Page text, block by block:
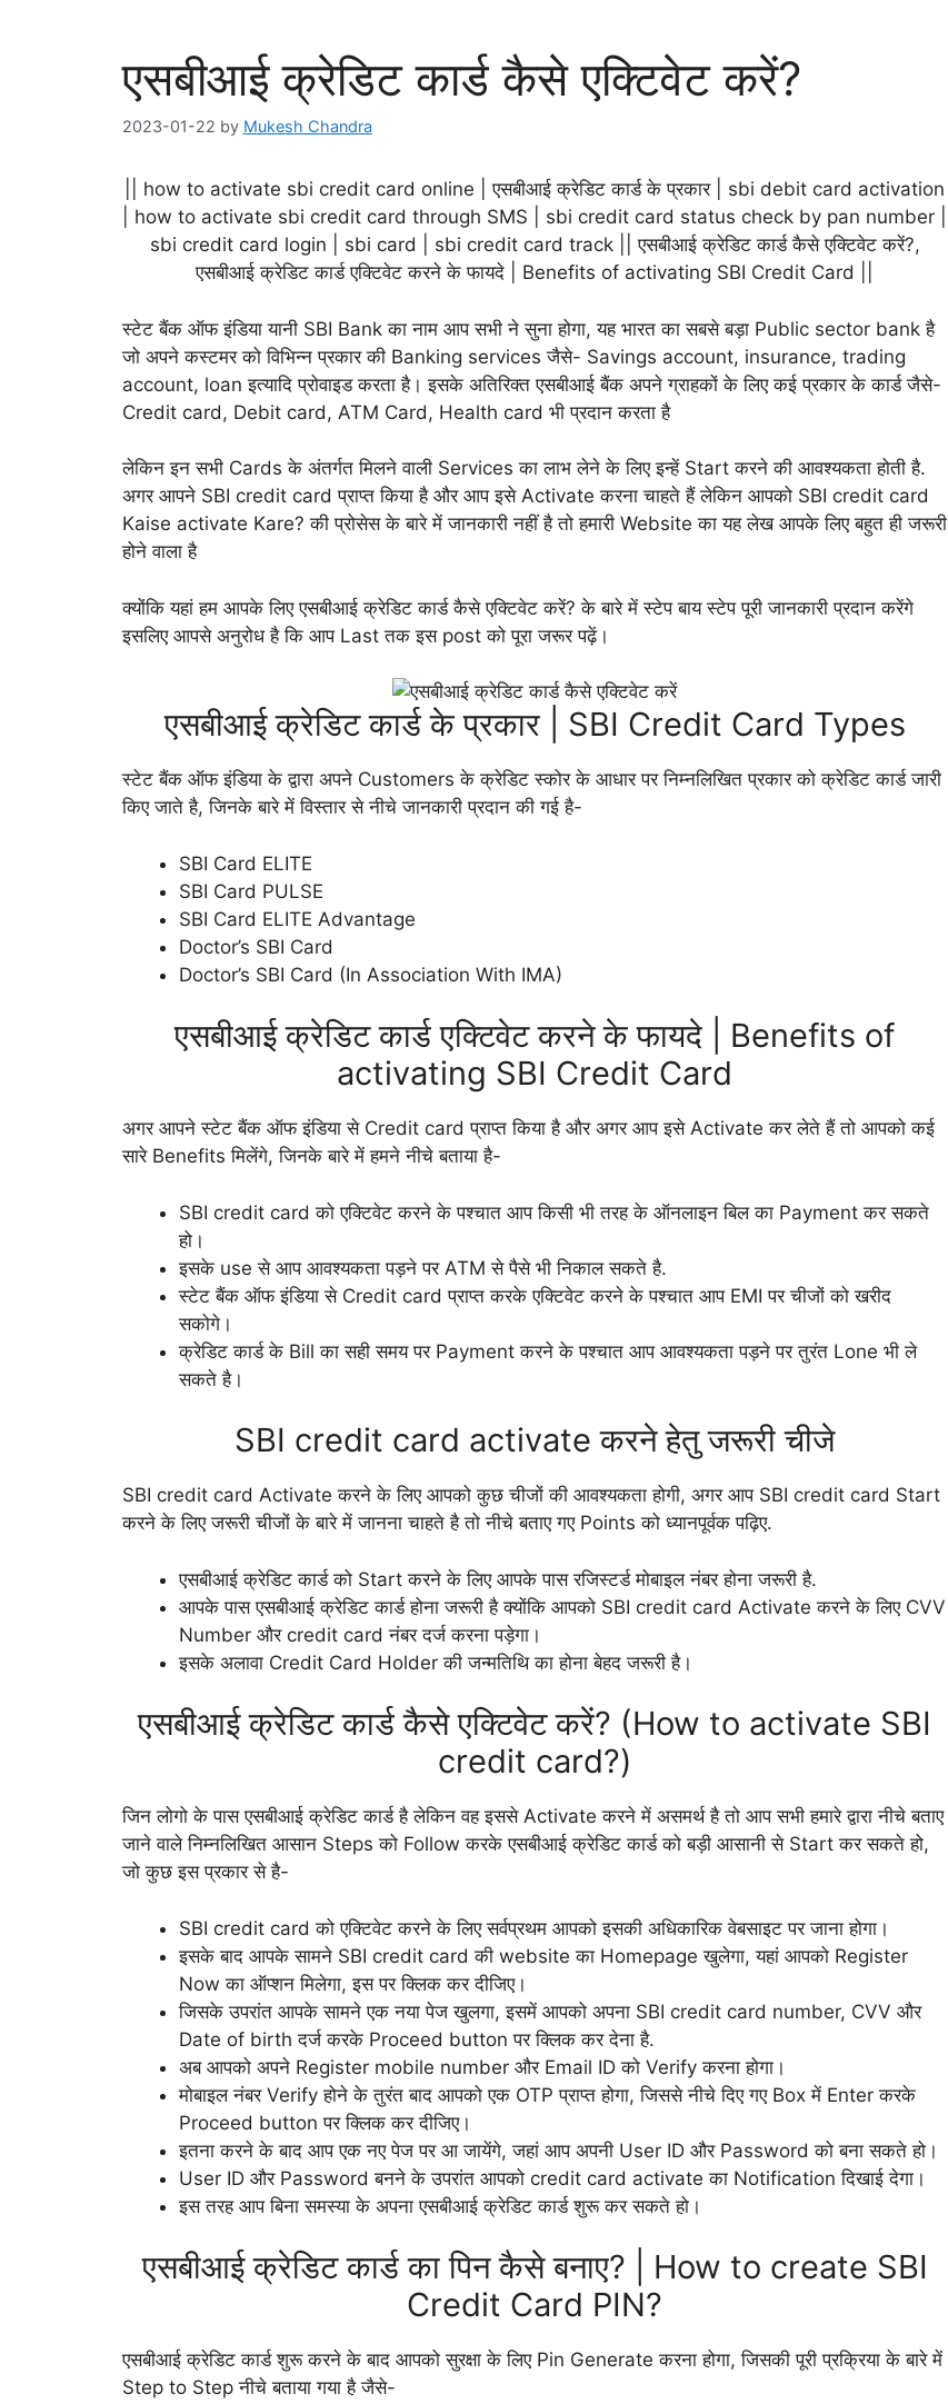
एसबीआई क्रेडिट कार्ड कैसे एक्टिवेट करें?
2023-01-22 by Mukesh Chandra
|| how to activate sbi credit card online | एसबीआई क्रेडिट कार्ड के प्रकार | sbi debit card activation
| how to activate sbi credit card through SMS | sbi credit card status check by pan number |
sbi credit card login | sbi card | sbi credit card track || एसबीआई क्रेडिट कार्ड कैसे एक्टिवेट करें?,
एसबीआई क्रेडिट कार्ड एक्टिवेट करने के फायदे | Benefits of activating SBI Credit Card ||
स्टेट बैंक ऑफ इंडिया यानी SBI Bank का नाम आप सभी ने सुना होगा, यह भारत का सबसे बड़ा Public sector bank है
जो अपने कस्टमर को विभिन्न प्रकार की Banking services जैसे- Savings account, insurance, trading
account, loan इत्यादि प्रोवाइड करता है। इसके अतिरिक्त एसबीआई बैंक अपने ग्राहकों के लिए कई प्रकार के कार्ड जैसे-
Credit card, Debit card, ATM Card, Health card भी प्रदान करता है
लेकिन इन सभी Cards के अंतर्गत मिलने वाली Services का लाभ लेने के लिए इन्हें Start करने की आवश्यकता होती है.
अगर आपने SBI credit card प्राप्त किया है और आप इसे Activate करना चाहते हैं लेकिन आपको SBI credit card
Kaise activate Kare? की प्रोसेस के बारे में जानकारी नहीं है तो हमारी Website का यह लेख आपके लिए बहुत ही जरूरी
होने वाला है
क्योंकि यहां हम आपके लिए एसबीआई क्रेडिट कार्ड कैसे एक्टिवेट करें? के बारे में स्टेप बाय स्टेप पूरी जानकारी प्रदान करेंगे
इसलिए आपसे अनुरोध है कि आप Last तक इस post को पूरा जरूर पढ़ें।
एसबीआई क्रेडिट कार्ड के प्रकार | SBI Credit Card Types
स्टेट बैंक ऑफ इंडिया के द्वारा अपने Customers के क्रेडिट स्कोर के आधार पर निम्नलिखित प्रकार को क्रेडिट कार्ड जारी
किए जाते है, जिनके बारे में विस्तार से नीचे जानकारी प्रदान की गई है-
SBI Card ELITE
SBI Card PULSE
SBI Card ELITE Advantage
Doctor’s SBI Card
Doctor’s SBI Card (In Association With IMA)
एसबीआई क्रेडिट कार्ड एक्टिवेट करने के फायदे | Benefits of
activating SBI Credit Card
अगर आपने स्टेट बैंक ऑफ इंडिया से Credit card प्राप्त किया है और अगर आप इसे Activate कर लेते हैं तो आपको कई
सारे Benefits मिलेंगे, जिनके बारे में हमने नीचे बताया है-
SBI credit card को एक्टिवेट करने के पश्चात आप किसी भी तरह के ऑनलाइन बिल का Payment कर सकते
हो।
इसके use से आप आवश्यकता पड़ने पर ATM से पैसे भी निकाल सकते है.
स्टेट बैंक ऑफ इंडिया से Credit card प्राप्त करके एक्टिवेट करने के पश्चात आप EMI पर चीजों को खरीद
सकोगे।
क्रेडिट कार्ड के Bill का सही समय पर Payment करने के पश्चात आप आवश्यकता पड़ने पर तुरंत Lone भी ले
सकते है।
SBI credit card activate करने हेतु जरूरी चीजे
SBI credit card Activate करने के लिए आपको कुछ चीजों की आवश्यकता होगी, अगर आप SBI credit card Start
करने के लिए जरूरी चीजों के बारे में जानना चाहते है तो नीचे बताए गए Points को ध्यानपूर्वक पढ़िए.
एसबीआई क्रेडिट कार्ड को Start करने के लिए आपके पास रजिस्टर्ड मोबाइल नंबर होना जरूरी है.
आपके पास एसबीआई क्रेडिट कार्ड होना जरूरी है क्योंकि आपको SBI credit card Activate करने के लिए CVV
Number और credit card नंबर दर्ज करना पड़ेगा।
इसके अलावा Credit Card Holder की जन्मतिथि का होना बेहद जरूरी है।
एसबीआई क्रेडिट कार्ड कैसे एक्टिवेट करें? (How to activate SBI
credit card?)
जिन लोगो के पास एसबीआई क्रेडिट कार्ड है लेकिन वह इससे Activate करने में असमर्थ है तो आप सभी हमारे द्वारा नीचे बताए
जाने वाले निम्नलिखित आसान Steps को Follow करके एसबीआई क्रेडिट कार्ड को बड़ी आसानी से Start कर सकते हो,
जो कुछ इस प्रकार से है-
SBI credit card को एक्टिवेट करने के लिए सर्वप्रथम आपको इसकी अधिकारिक वेबसाइट पर जाना होगा।
इसके बाद आपके सामने SBI credit card की website का Homepage खुलेगा, यहां आपको Register
Now का ऑप्शन मिलेगा, इस पर क्लिक कर दीजिए।
जिसके उपरांत आपके सामने एक नया पेज खुलगा, इसमें आपको अपना SBI credit card number, CVV और
Date of birth दर्ज करके Proceed button पर क्लिक कर देना है.
अब आपको अपने Register mobile number और Email ID को Verify करना होगा।
मोबाइल नंबर Verify होने के तुरंत बाद आपको एक OTP प्राप्त होगा, जिससे नीचे दिए गए Box में Enter करके
Proceed button पर क्लिक कर दीजिए।
इतना करने के बाद आप एक नए पेज पर आ जायेंगे, जहां आप अपनी User ID और Password को बना सकते हो।
User ID और Password बनने के उपरांत आपको credit card activate का Notification दिखाई देगा।
इस तरह आप बिना समस्या के अपना एसबीआई क्रेडिट कार्ड शुरू कर सकते हो।
एसबीआई क्रेडिट कार्ड का पिन कैसे बनाए? | How to create SBI
Credit Card PIN?
एसबीआई क्रेडिट कार्ड शुरू करने के बाद आपको सुरक्षा के लिए Pin Generate करना होगा, जिसकी पूरी प्रक्रिया के बारे में
Step to Step नीचे बताया गया है जैसे-